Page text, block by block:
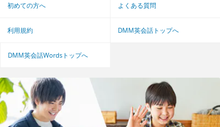
初めての方へ よくある質問
利用規約 DMM英会話トップへ
DMM英会話Wordsトップへ